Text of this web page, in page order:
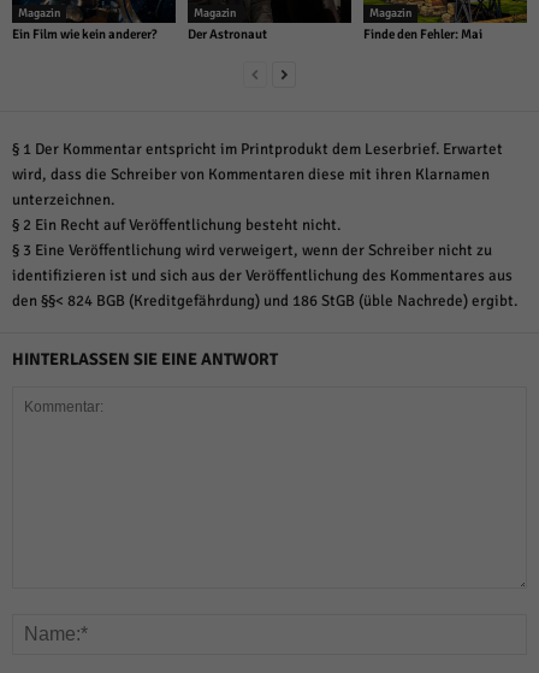
Magazin
Ein Film wie kein anderer?
Magazin
Der Astronaut
Magazin
Finde den Fehler: Mai
§ 1 Der Kommentar entspricht im Printprodukt dem Leserbrief. Erwartet
wird, dass die Schreiber von Kommentaren diese mit ihren Klarnamen
unterzeichnen.
§ 2 Ein Recht auf Veröffentlichung besteht nicht.
§ 3 Eine Veröffentlichung wird verweigert, wenn der Schreiber nicht zu
identifizieren ist und sich aus der Veröffentlichung des Kommentares aus
den §§< 824 BGB (Kreditgefährdung) und 186 StGB (üble Nachrede) ergibt.
HINTERLASSEN SIE EINE ANTWORT